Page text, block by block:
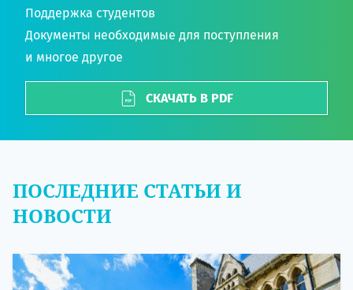
Поддержка студентов
Документы необходимые для поступления
и многое другое
СКАЧАТЬ В PDF
ПОСЛЕДНИЕ СТАТЬИ И
НОВОСТИ